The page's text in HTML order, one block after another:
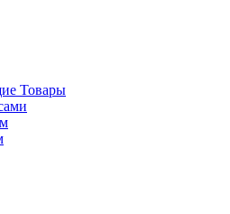
Товары